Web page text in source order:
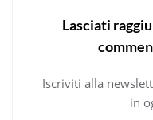
Lasciati
Iscriviti alla
in